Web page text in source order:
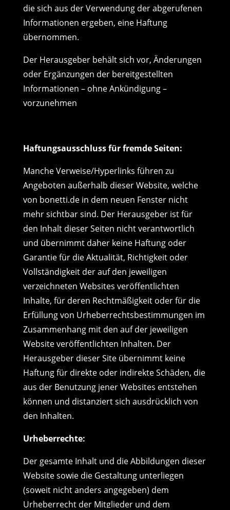
die sich aus der Verwendung der abgerufenen
Informationen ergeben, eine Haftung
übernommen.
Der Herausgeber behält sich vor, Änderungen
oder Ergänzungen der bereitgestellten
Informationen – ohne Ankündigung –
vorzunehmen
Haftungsausschluss für fremde Seiten:
Manche Verweise/Hyperlinks führen zu
Angeboten außerhalb dieser Website, welche
von bonetti.de in dem neuen Fenster nicht
mehr sichtbar sind. Der Herausgeber ist für
den Inhalt dieser Seiten nicht verantwortlich
und übernimmt daher keine Haftung oder
Garantie für die Aktualität, Richtigkeit oder
Vollständigkeit der auf den jeweiligen
verzeichneten Websites veröffentlichten
Inhalte, für deren Rechtmäßigkeit oder für die
Erfüllung von Urheberrechtsbestimmungen im
Zusammenhang mit den auf der jeweiligen
Website veröffentlichten Inhalten. Der
Herausgeber dieser Site übernimmt keine
Haftung für direkte oder indirekte Schäden, die
aus der Benutzung jener Websites entstehen
können und distanziert sich ausdrücklich von
den Inhalten.
Urheberrechte:
Der gesamte Inhalt und die Abbildungen dieser
Website sowie die Gestaltung unterliegen
(soweit nicht anders angegeben) dem
Urheberrecht der Mitglieder und dem